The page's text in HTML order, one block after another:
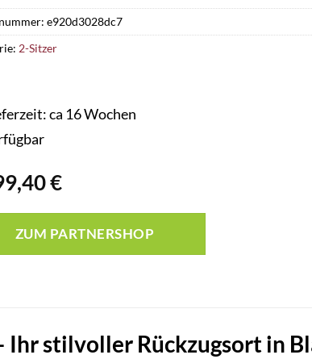
€
ca 16 Wochen
ZUM PARTNERSHOP
e920d3028dc7
2-Sitzer
Ihr stilvoller Rückzugsort in